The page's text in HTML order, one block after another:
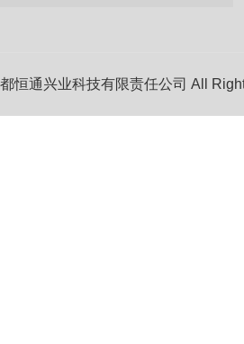
恒通兴业科技有限责任公司 All